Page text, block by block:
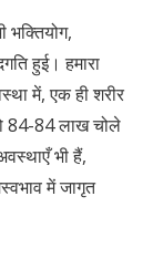
भक्तियोग,
हुई। हमारा
में, एक ही शरीर
84-84 लाख चोले
भी हैं,
में जागृत